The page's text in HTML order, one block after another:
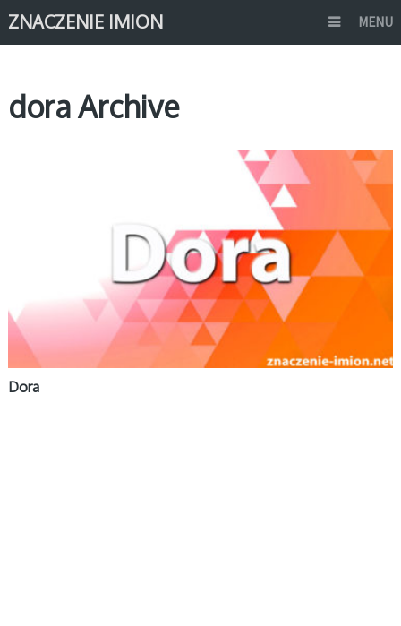
ZNACZENIE IMION MENU
dora Archive
Dora